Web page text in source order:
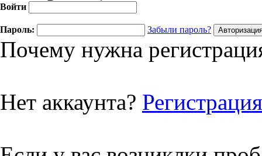
Войти
Пароль: Забыли пароль?
Почему нужна
Нет аккаунта? Регистрация